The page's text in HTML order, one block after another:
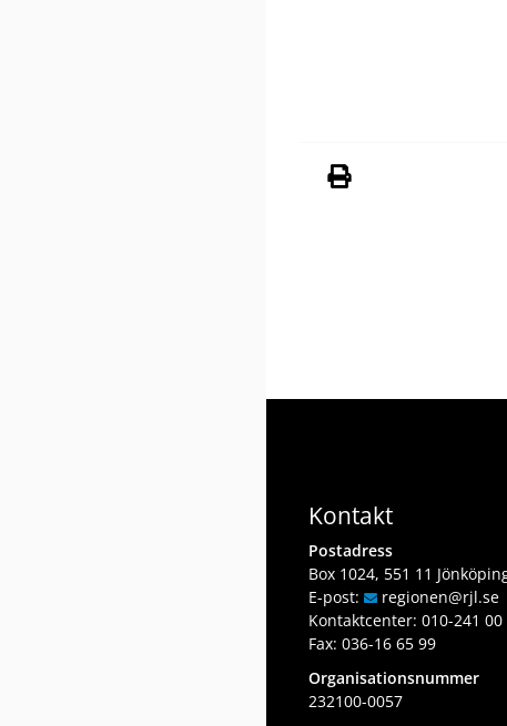
Kontakt
Postadress
Box 1024, 551 11
E-post:
regionen@rjl.se
Kontaktcenter: 010-241 00
Fax: 036-16 65 99
Organisationsnummer
232100-0057